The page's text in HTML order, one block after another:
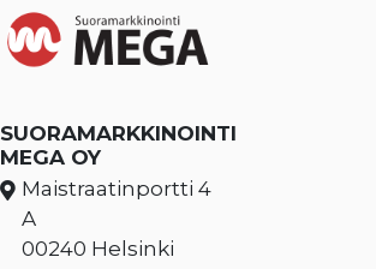
SUORAMARKKINOINTI
MEGA OY
Maistraatinportti 4
A
00240 Helsinki